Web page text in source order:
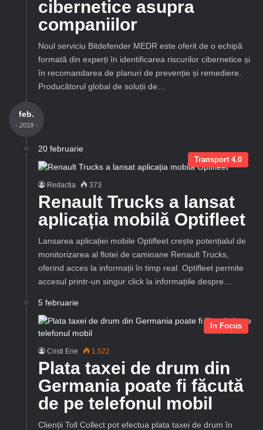
cibernetice asupra
companiilor
Noul serviciu Bitdefender MEDR este oferit de o echipă
formată din experți în identificarea riscurilor cibernetice și
în recomandarea de planuri de prevenție și remediere.
Producătorul global de soluții de…
feb.
- 2018 -
20 februarie
Transport 4.0
Redactia 373
Renault Trucks a lansat
aplicația mobilă Optifleet
Lansarea aplicației mobile Optifleet crește potențialul de
monitorizarea al flotei de camioane Renault Trucks,
oferind acces la informații în timp real. Optifleet permite
accesul printr-un singur click la informațiile despre…
5 februarie
In Focus
Cristi Ene 1.522
Plata taxei de drum din
Germania poate fi făcută
de pe telefonul mobil
Clienții Toll Collect pot efectua plata taxei de drum în